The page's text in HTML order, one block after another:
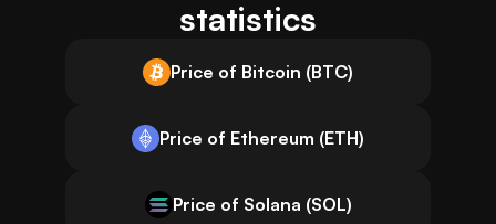
statistics
Price of Bitcoin (BTC)
Price of Ethereum (ETH)
Price of Solana (SOL)